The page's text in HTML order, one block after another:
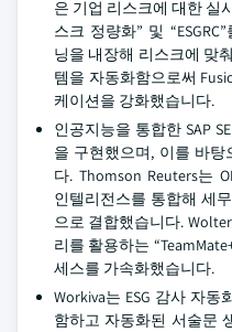
은 기업 리스크에 대한 실
스크 정량화” 및
닝을 내장해 리스크에 맞
템을 자동화함으로써
케이션을 강화했습니다.
인공지능을 통합한 SAP
을 구현했으며, 이를 바탕
다. Thomson Reuters는
인텔리전스를 통합해 세
으로 결합했습니다.
리를 활용하는
세스를 가속화했습니다.
Workiva는 ESG 감사 자
함하고 자동화된 서술문